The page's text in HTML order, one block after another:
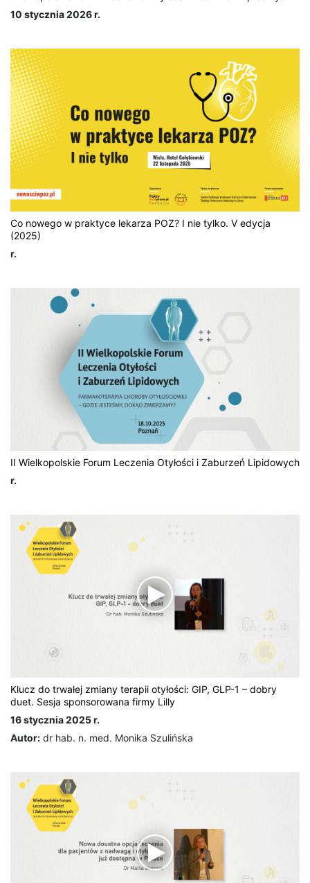
10 stycznia 2026 r.
Co nowego w praktyce lekarza POZ? I nie tylko. V edycja
(2025)
r.
II Wielkopolskie Forum Leczenia Otyłości i Zaburzeń Lipidowych
r.
Klucz do trwałej zmiany terapii otyłości: GIP, GLP-1 – dobry
duet. Sesja sponsorowana firmy Lilly
16 stycznia 2025 r.
Autor: dr hab. n. med. Monika Szulińska